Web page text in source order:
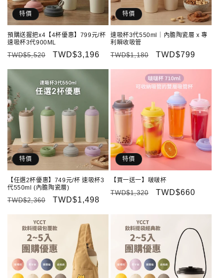
特價
預購送握把x4【4杯優惠】799元/杯
速吸杯3代900ML
定
TWD$5,520
售
TWD$3,196
特價
速吸杯3代550ml｜內膽陶瓷層 x 專
利瞬收吸管
定
TWD$1,180
售
TWD$799
特價
【任選2杯優惠】749元/杯 速吸杯3
代550ml (內膽陶瓷層)
定
TWD$2,360
售
TWD$1,498
特價
【買一送一】啵啵杯
定
TWD$1,320
售
TWD$660